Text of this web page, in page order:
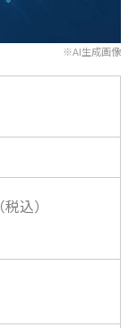
※AI生成画像
（税込）